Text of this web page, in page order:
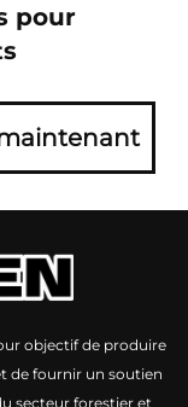
pour
objectif de produire
de fournir un soutien
secteur forestier et